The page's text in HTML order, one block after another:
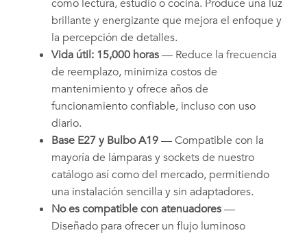
como lectura, estudio o cocina. Produce una luz
brillante y energizante que mejora el enfoque y
la percepción de detalles.
Vida útil: 15,000 horas— Reduce la frecuencia
de reemplazo, minimiza costos de
mantenimiento y ofrece años de
funcionamiento confiable, incluso con uso
diario.
Base E27 y Bulbo A19— Compatible con la
mayoría de lámparas y sockets de nuestro
catálogo así como del mercado, permitiendo
una instalación sencilla y sin adaptadores.
No es compatible con atenuadores—
Diseñado para ofrecer un flujo luminoso